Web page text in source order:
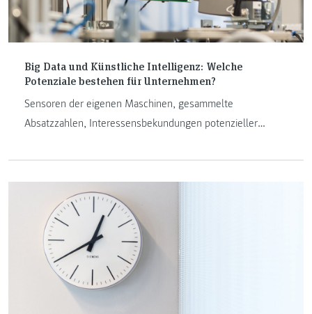
Big Data und Künstliche Intelligenz: Welche
Potenziale bestehen für Unternehmen?
Sensoren der eigenen Maschinen, gesammelte
Absatzzahlen, Interessensbekundungen potenzieller
profitieren können, zeigt ihnen unser neues
Forschungszentrum FIT4BA.